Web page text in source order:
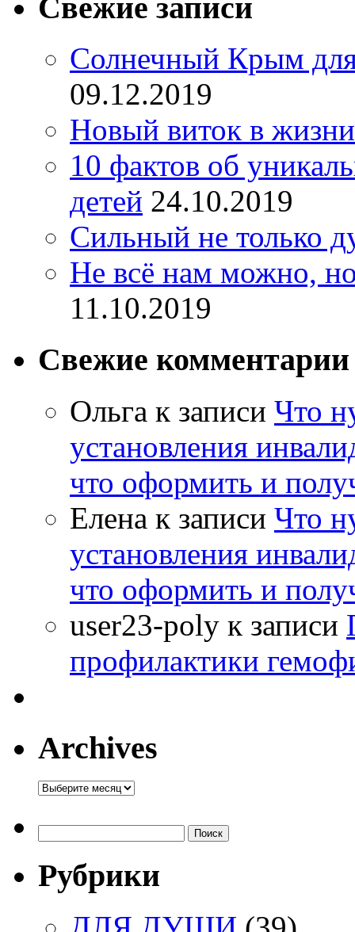
Свежие записи
Солнечный Крым
09.12.2019
Новый виток в жизни
10 фактов об
детей 24.10.2019
Сильный не только
Не всё нам можно,
11.10.2019
Свежие комментарии
Ольга к записи Что
установления
что оформить и
Елена к записи Что
установления
что оформить и
user23-poly к записи
профилактики
Archives
Archives
Рубрики